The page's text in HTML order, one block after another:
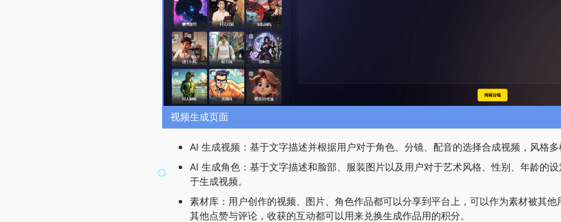
视频生成页面
AI 生成视频：基于文字描述并根据用户对于角色、分镜、配音的选择合成视频，风格多
AI 生成角色：基于文字描述和脸部、服装图片以及用户对于艺术风格、性别、年龄的
于生成视频。
素材库：用户创作的视频、图片、角色作品都可以分享到平台上，可以作为素材被其
其他点赞与评论，收获的互动都可以用来兑换生成作品用的积分。